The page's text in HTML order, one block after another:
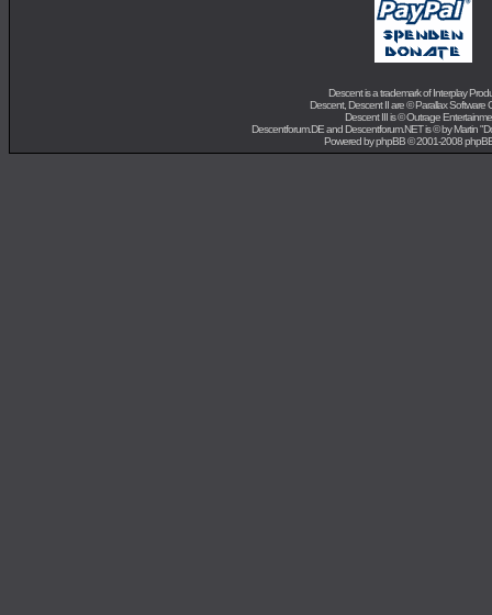
Descent is a trademark ofInterplay
Descent, Descent II are ©Parallax Software
Descent III is ©Outrage
Descentforum.DE and Descentforum.NET is © byMartin
Powered byphpBB© 2001-2008